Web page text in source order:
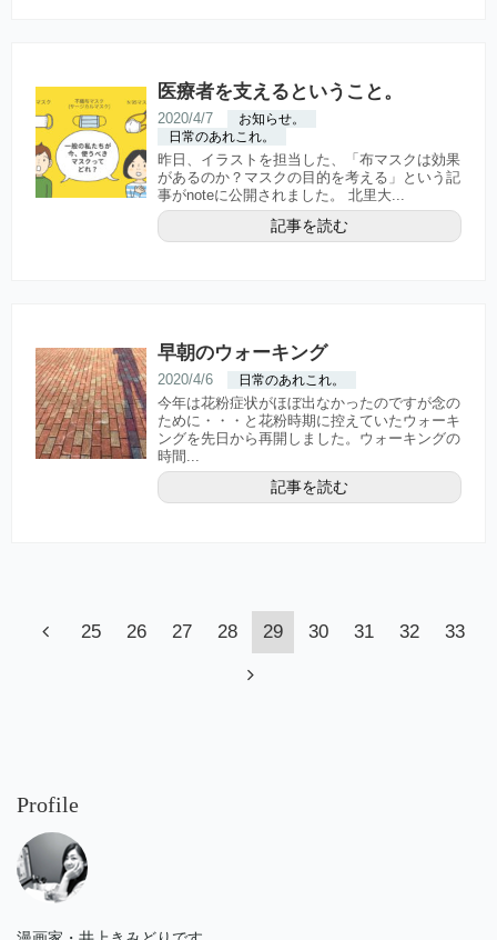
医療者を支えるということ。
2020/4/7
お知らせ。
日常のあれこれ。
昨日、イラストを担当した、「布マスクは効果
があるのか？マスクの目的を考える」という記
事がnoteに公開されました。 北里大...
記事を読む
早朝のウォーキング
2020/4/6 日常のあれこれ。
今年は花粉症状がほぼ出なかったのですが念の
ために・・・と花粉時期に控えていたウォーキ
ングを先日から再開しました。ウォーキングの
時間...
記事を読む
25 26 27 28 29 30 31 32 33
Profile